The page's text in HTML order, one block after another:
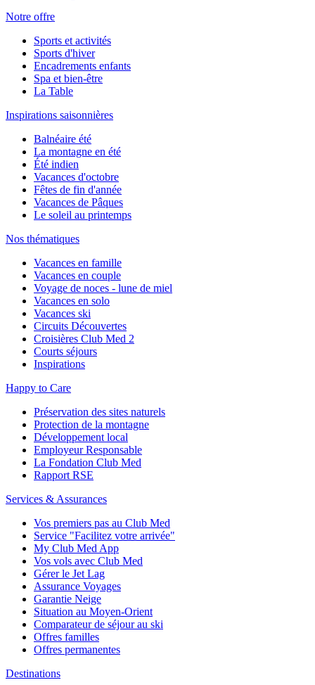
Notre offre
Sports et activités
Sports d'hiver
Encadrements enfants
Spa et bien-être
La Table
Inspirations saisonnières
Balnéaire été
La montagne en été
Été indien
Vacances d'octobre
Fêtes de fin d'année
Vacances de Pâques
Le soleil au printemps
Nos thématiques
Vacances en famille
Vacances en couple
Voyage de noces - lune de miel
Vacances en solo
Vacances ski
Circuits Découvertes
Croisières Club Med 2
Courts séjours
Inspirations
Happy to Care
Préservation des sites naturels
Protection de la montagne
Développement local
Employeur Responsable
La Fondation Club Med
Rapport RSE
Services & Assurances
Vos premiers pas au Club Med
Service "Facilitez votre arrivée"
My Club Med App
Vos vols avec Club Med
Gérer le Jet Lag
Assurance Voyages
Garantie Neige
Situation au Moyen-Orient
Comparateur de séjour au ski
Offres familles
Offres permanentes
Destinations